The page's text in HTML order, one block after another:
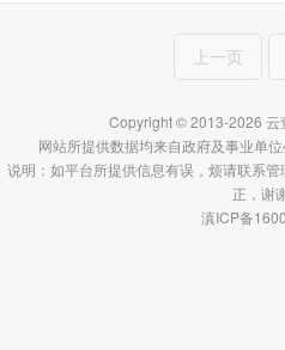
上一页
Copyright © 2013-2026 云
网站所提供数据均来自政府及事业单
说明：如平台所提供信息有误，烦请联系
正，谢
滇ICP备